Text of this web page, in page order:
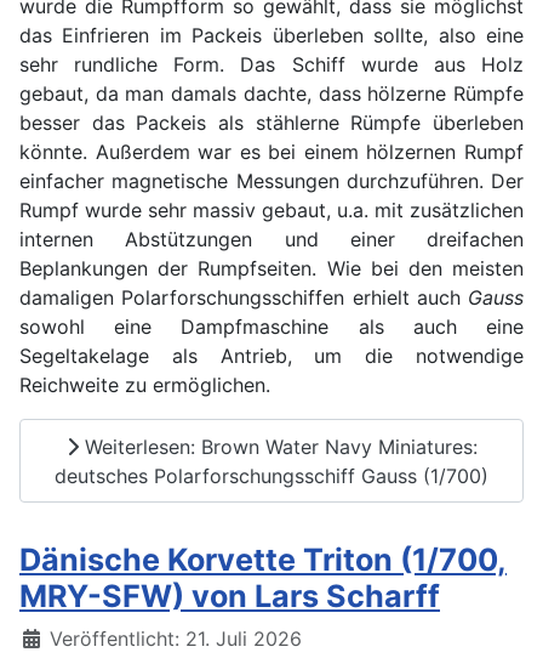
wurde die Rumpfform so gewählt, dass sie möglichst
das Einfrieren im Packeis überleben sollte, also eine
sehr rundliche Form. Das Schiff wurde aus Holz
gebaut, da man damals dachte, dass hölzerne Rümpfe
besser das Packeis als stählerne Rümpfe überleben
könnte. Außerdem war es bei einem hölzernen Rumpf
einfacher magnetische Messungen durchzuführen. Der
Rumpf wurde sehr massiv gebaut, u.a. mit zusätzlichen
internen Abstützungen und einer dreifachen
Beplankungen der Rumpfseiten. Wie bei den meisten
damaligen Polarforschungsschiffen erhielt auch Gauss
sowohl eine Dampfmaschine als auch eine
Segeltakelage als Antrieb, um die notwendige
Reichweite zu ermöglichen.
Weiterlesen: Brown Water Navy Miniatures:
deutsches Polarforschungsschiff Gauss (1/700)
Dänische Korvette Triton (1/700,
MRY-SFW) von Lars Scharff
Details
Veröffentlicht: 21. Juli 2026